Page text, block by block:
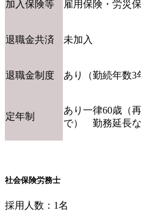
加入保険等 雇用保険・労災
退職金共済 未加入
退職金制度 あり（勤続年数3
定年制
あり一律60歳（
で） 勤務延長
社会保険労務士
採用人数：1名